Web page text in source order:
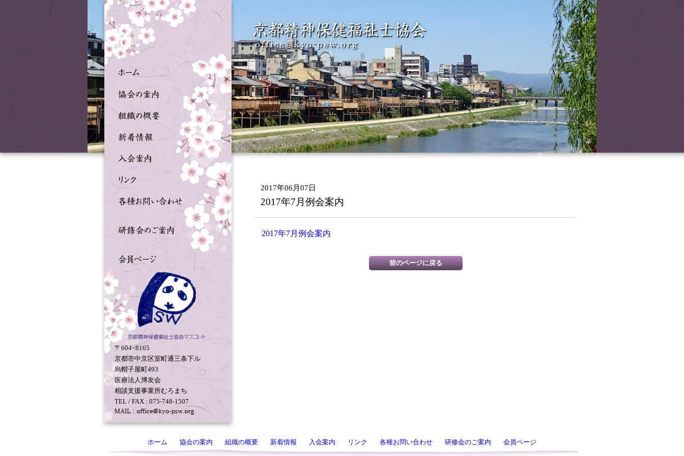
〒604−8165
京都市中京区室町通三条下ル
烏帽子屋町493
医療法人博友会
相談支援事業所むろまち
TEL / FAX : 075-748-1507
2017年06月07日
2017年7月例会案内
2017年7月例会案内
ホーム 協会の案内 組織の概要 新着情報 入会案内 リンク 各種お問い合わせ 研修会のご案内 会員ページ